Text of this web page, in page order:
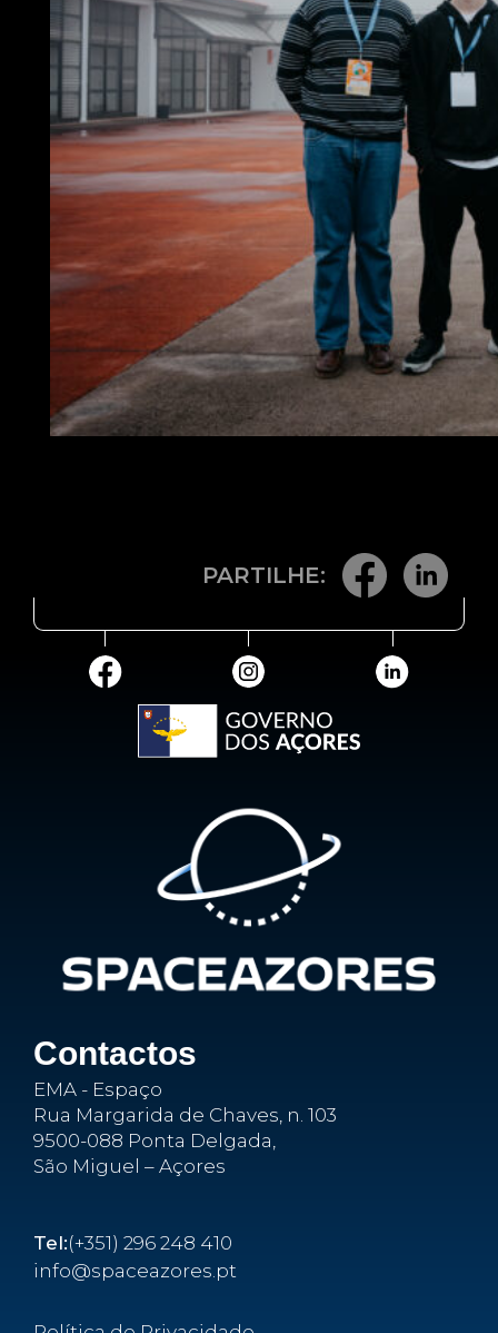
PARTILHE:
Contactos
EMA - Espaço
Rua Margarida de Chaves, n. 103
9500-088 Ponta Delgada,
São Miguel – Açores
Tel:(+351) 296 248 410
info@spaceazores.pt